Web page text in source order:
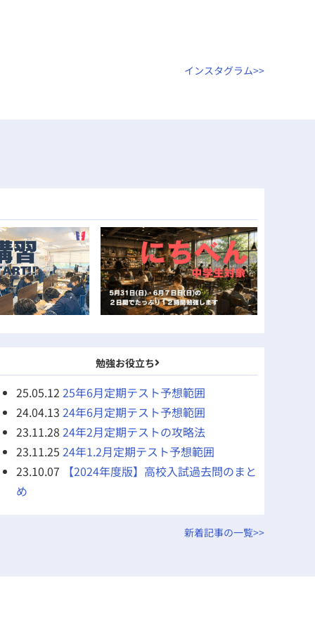
インスタグラム>>
勉強お役立ち
25.05.12 25年6月定期テスト予想範囲
24.04.13 24年6月定期テスト予想範囲
23.11.28 24年2月定期テストの攻略法
23.11.25 24年1.2月定期テスト予想範囲
23.10.07
【2024年度版】高校入試過去問のまと
め
新着記事の一覧>>